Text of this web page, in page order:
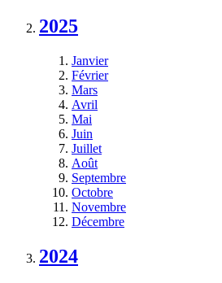
2025
Janvier
Février
Mars
Avril
Mai
Juin
Juillet
Août
Septembre
Octobre
Novembre
Décembre
2024